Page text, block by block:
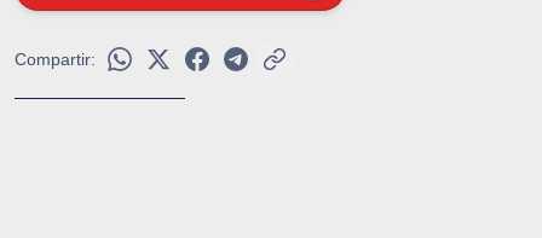
Compartir: